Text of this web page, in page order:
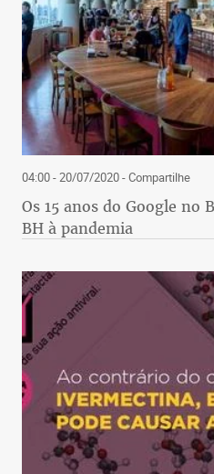
04:00 - 20/07/2020- Compartilhe
Os 15 anos do Google no
BH à pandemia